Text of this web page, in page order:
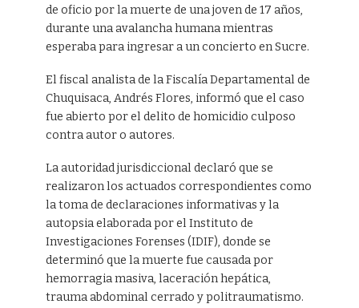
de oficio por la muerte de una joven de 17 años,
durante una avalancha humana mientras
esperaba para ingresar a un concierto en Sucre.
El fiscal analista de la Fiscalía Departamental de
Chuquisaca, Andrés Flores, informó que el caso
fue abierto por el delito de homicidio culposo
contra autor o autores.
La autoridad jurisdiccional declaró que se
realizaron los actuados correspondientes como
la toma de declaraciones informativas y la
autopsia elaborada por el Instituto de
Investigaciones Forenses (IDIF), donde se
determinó que la muerte fue causada por
hemorragia masiva, laceración hepática,
trauma abdominal cerrado y politraumatismo.